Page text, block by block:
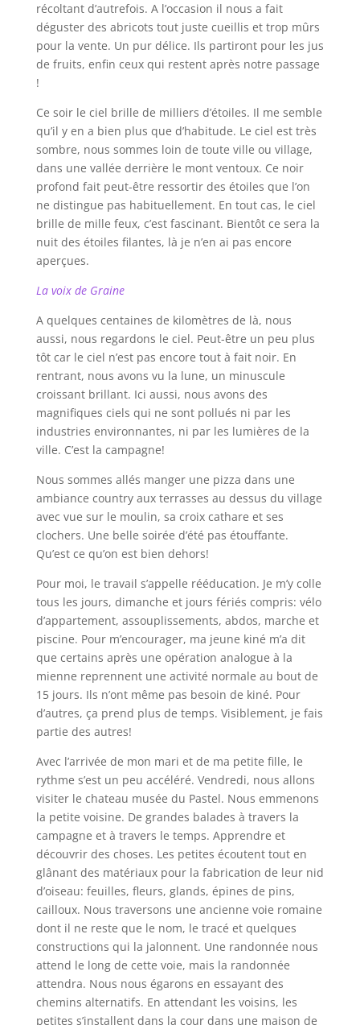
récoltant d’autrefois. A l’occasion il nous a fait
déguster des abricots tout juste cueillis et trop mûrs
pour la vente. Un pur délice. Ils partiront pour les jus
de fruits, enfin ceux qui restent après notre passage
!
Ce soir le ciel brille de milliers d’étoiles. Il me semble
qu’il y en a bien plus que d’habitude. Le ciel est très
sombre, nous sommes loin de toute ville ou village,
dans une vallée derrière le mont ventoux. Ce noir
profond fait peut-être ressortir des étoiles que l’on
ne distingue pas habituellement. En tout cas, le ciel
brille de mille feux, c’est fascinant. Bientôt ce sera la
nuit des étoiles filantes, là je n’en ai pas encore
aperçues.
La voix de Graine
A quelques centaines de kilomètres de là, nous
aussi, nous regardons le ciel. Peut-être un peu plus
tôt car le ciel n’est pas encore tout à fait noir. En
rentrant, nous avons vu la lune, un minuscule
croissant brillant. Ici aussi, nous avons des
magnifiques ciels qui ne sont pollués ni par les
industries environnantes, ni par les lumières de la
ville. C’est la campagne!
Nous sommes allés manger une pizza dans une
ambiance country aux terrasses au dessus du village
avec vue sur le moulin, sa croix cathare et ses
clochers. Une belle soirée d’été pas étouffante.
Qu’est ce qu’on est bien dehors!
Pour moi, le travail s’appelle rééducation. Je m’y colle
tous les jours, dimanche et jours fériés compris: vélo
d’appartement, assouplissements, abdos, marche et
piscine. Pour m’encourager, ma jeune kiné m’a dit
que certains après une opération analogue à la
mienne reprennent une activité normale au bout de
15 jours. Ils n’ont même pas besoin de kiné. Pour
d’autres, ça prend plus de temps. Visiblement, je fais
partie des autres!
Avec l’arrivée de mon mari et de ma petite fille, le
rythme s’est un peu accéléré. Vendredi, nous allons
visiter le chateau musée du Pastel. Nous emmenons
la petite voisine. De grandes balades à travers la
campagne et à travers le temps. Apprendre et
découvrir des choses. Les petites écoutent tout en
glânant des matériaux pour la fabrication de leur nid
d’oiseau: feuilles, fleurs, glands, épines de pins,
cailloux. Nous traversons une ancienne voie romaine
dont il ne reste que le nom, le tracé et quelques
constructions qui la jalonnent. Une randonnée nous
attend le long de cette voie, mais la randonnée
attendra. Nous nous égarons en essayant des
chemins alternatifs. En attendant les voisins, les
petites s’installent dans la cour dans une maison de